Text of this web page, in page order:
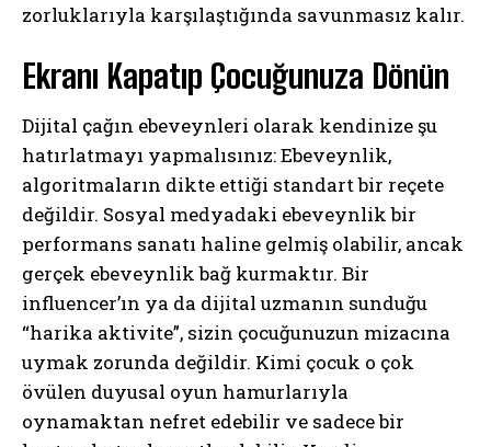
zorluklarıyla karşılaştığında savunmasız kalır.
Ekranı Kapatıp Çocuğunuza Dönün
Dijital çağın ebeveynleri olarak kendinize şu
hatırlatmayı yapmalısınız: Ebeveynlik,
algoritmaların dikte ettiği standart bir reçete
değildir. Sosyal medyadaki ebeveynlik bir
performans sanatı haline gelmiş olabilir, ancak
gerçek ebeveynlik bağ kurmaktır. Bir
influencer’ın ya da dijital uzmanın sunduğu
“harika aktivite”, sizin çocuğunuzun mizacına
uymak zorunda değildir. Kimi çocuk o çok
övülen duyusal oyun hamurlarıyla
oynamaktan nefret edebilir ve sadece bir